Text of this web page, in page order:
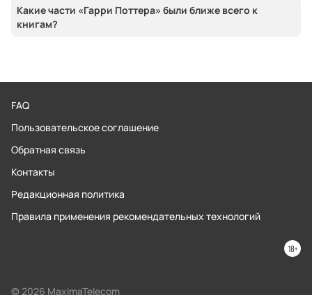
Какие части «Гарри Поттера» были ближе всего к
книгам?
FAQ
Пользовательское соглашение
Обратная связь
Контакты
Редакционная политика
Правила применения рекомендательных технологий
© 2026 MaximaTelecom